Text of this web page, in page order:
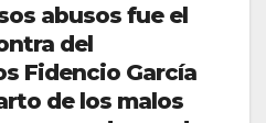
abusos fue el
del
Fidencio García
de los malos